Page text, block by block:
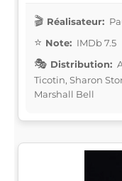
Réalisateur:
Note: IMDb 7.5
Distribution:
Ticotin, Sharon
Marshall Bell